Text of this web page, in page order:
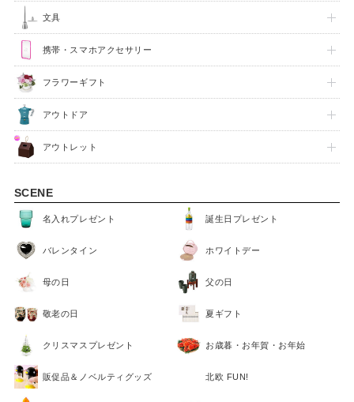
文具
携帯・スマホアクセサリー
フラワーギフト
アウトドア
アウトレット
SCENE
名入れプレゼント 誕生日プレゼント
バレンタイン ホワイトデー
母の日 父の日
敬老の日 夏ギフト
クリスマスプレゼント お歳暮・お年賀・お年始
販促品＆ノベルティグッズ 北欧 FUN!